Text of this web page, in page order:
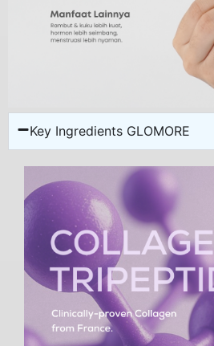
Key Ingredients GLOMORE